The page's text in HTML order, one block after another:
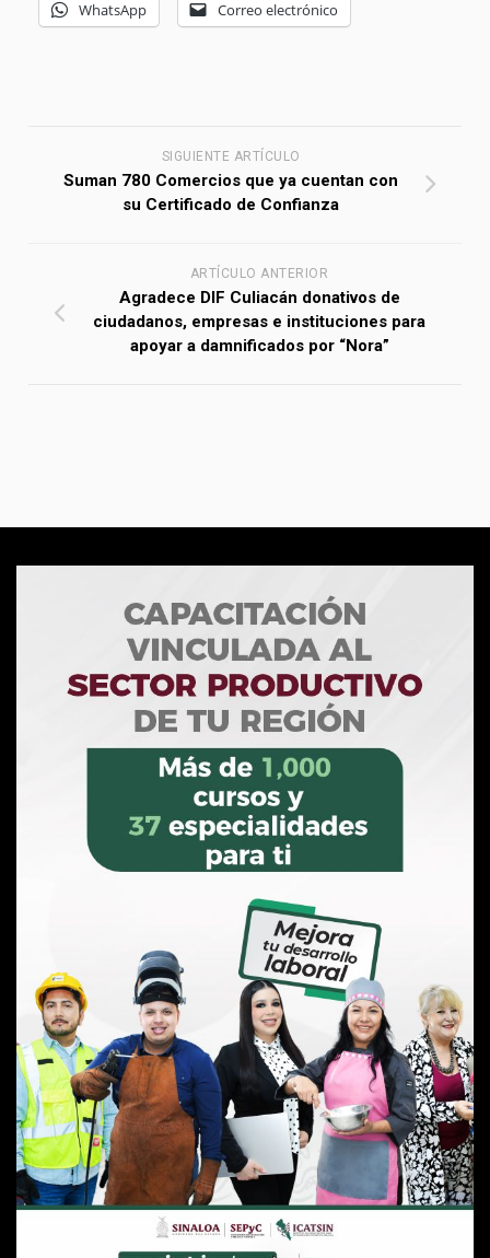
WhatsApp Correo electrónico
SIGUIENTE ARTÍCULO
Suman 780 Comercios que ya cuentan con
su Certificado de Confianza
ARTÍCULO ANTERIOR
Agradece DIF Culiacán donativos de
ciudadanos, empresas e instituciones para
apoyar a damnificados por “Nora”